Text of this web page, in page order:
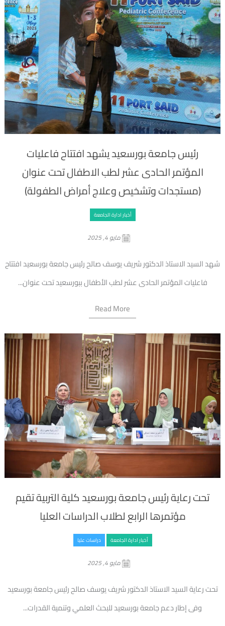
رئيس جامعة بورسعيد يشهد افتتاح فاعليات
المؤتمر الحادى عشر لطب الاطفال تحت عنوان
(مستجدات وتشخيص وعلاج أمراض الطفولة)
أخبار ادارة الجامعة
مايو 4, 2025
شهد السيد الاستاذ الدكتور شريف يوسف صالح رئيس جامعة بورسعيد افتتاح
فاعليات المؤتمر الحادى عشر لطب الأطفال ببورسعيد تحت عنوان...
Read More
تحت رعاية رئيس جامعة بورسعيد كلية التربية تقيم
مؤتمرها الرابع لطلاب الدراسات العليا
أخبار ادارة الجامعة دراسات عليا
مايو 4, 2025
تحت رعاية السيد الاستاذ الدكتور شريف يوسف صالح رئيس جامعة بورسعيد
وفى إطار دعم جامعة بورسعيد للبحث العلمي وتنمية القدرات...